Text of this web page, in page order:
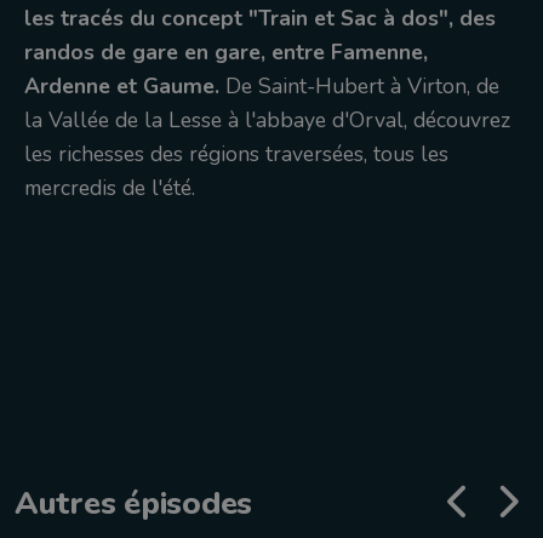
les tracés du concept "Train et Sac à dos", des
randos de gare en gare, entre Famenne,
Ardenne et Gaume. De Saint-Hubert à Virton, de
la Vallée de la Lesse à l'abbaye d'Orval, découvrez
les richesses des régions traversées, tous les
mercredis de l'été.
Autres épisodes